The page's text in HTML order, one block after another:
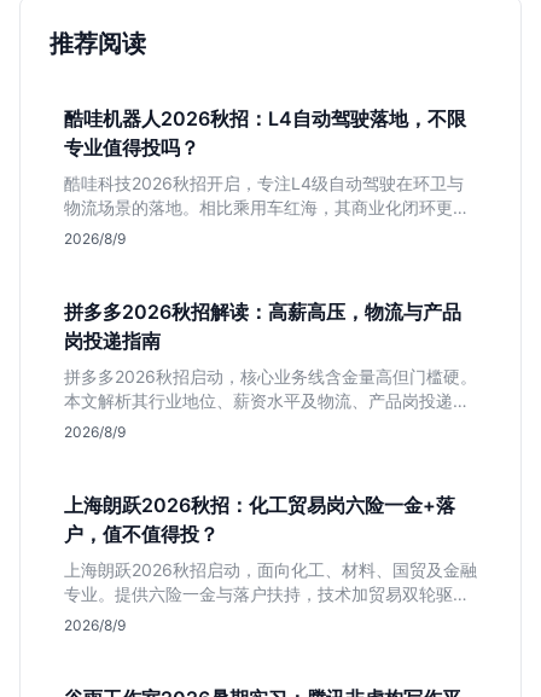
推荐阅读
酷哇机器人2026秋招：L4自动驾驶落地，不限
专业值得投吗？
酷哇科技2026秋招开启，专注L4级自动驾驶在环卫与
物流场景的落地。相比乘用车红海，其商业化闭环更清
晰，现金流相对健康。本文解读其业务模式、岗位稳定
2026/8/9
拼多多2026秋招解读：高薪高压，物流与产品
岗投递指南
拼多多2026秋招启动，核心业务线含金量高但门槛硬。
本文解析其行业地位、薪资水平及物流、产品岗投递策
略，助你判断是否适合这种高强度职业起步。
2026/8/9
上海朗跃2026秋招：化工贸易岗六险一金+落
户，值不值得投？
上海朗跃2026秋招启动，面向化工、材料、国贸及金融
专业。提供六险一金与落户扶持，技术加贸易双轮驱动
模式稳定性高。本文解读岗位需求与福利含金量，帮应
2026/8/9